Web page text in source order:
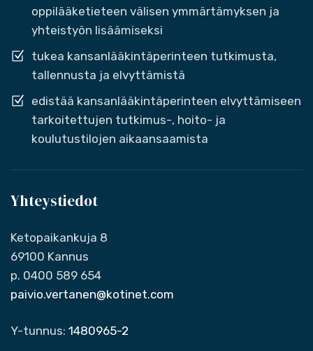
oppilääketieteen välisen ymmärtämyksen ja
yhteistyön lisäämiseksi
tukea kansanlääkintäperinteen tutkimusta,
tallennusta ja elvyttämistä
edistää kansanlääkintäperinteen elvyttämiseen
tarkoitettujen tutkimus-, hoito- ja
koulutustilojen aikaansaamista
Yhteystiedot
Ketopaikankuja 8
69100 Kannus
p. 0400 589 654
paivio.vertanen@kotinet.com
Y-tunnus: 1480965-2